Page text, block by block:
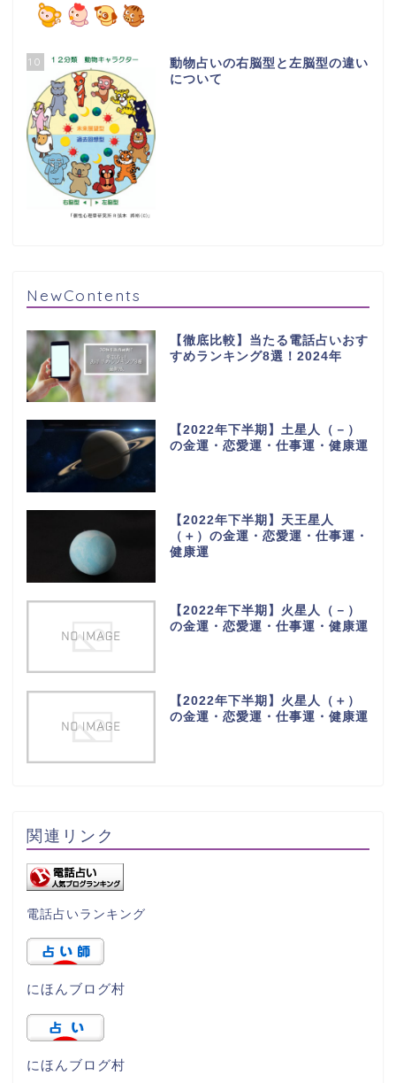
10
動物占いの右脳型と左脳型の違い
について
NewContents
【徹底比較】当たる電話占いおす
すめランキング8選！2024年
【2022年下半期】土星人（－）
の金運・恋愛運・仕事運・健康運
【2022年下半期】天王星人
（＋）の金運・恋愛運・仕事運・
健康運
【2022年下半期】火星人（－）
の金運・恋愛運・仕事運・健康運
【2022年下半期】火星人（＋）
の金運・恋愛運・仕事運・健康運
関連リンク
電話占いランキング
にほんブログ村
にほんブログ村